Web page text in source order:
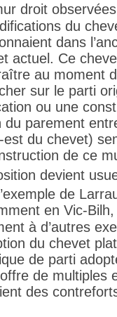
droit
du
dans
actuel. Ce
au moment
sur le parti
ou une
du parement
du chevet)
de ce
devient
de
en Vic-
à d’autres
du chevet
de parti
de multiples
des